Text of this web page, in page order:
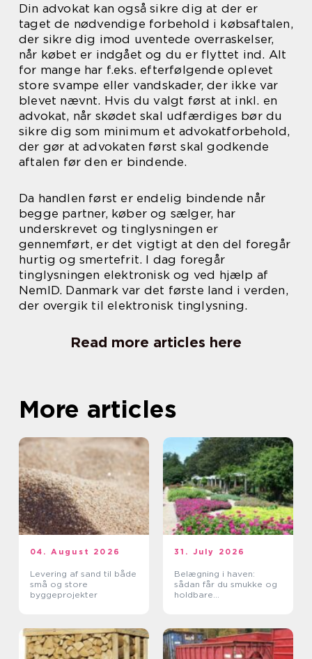
Din advokat kan også sikre dig at der er
taget de nødvendige forbehold i købsaftalen,
der sikre dig imod uventede overraskelser,
når købet er indgået og du er flyttet ind. Alt
for mange har f.eks. efterfølgende oplevet
store svampe eller vandskader, der ikke var
blevet nævnt. Hvis du valgt først at inkl. en
advokat, når skødet skal udfærdiges bør du
sikre dig som minimum et advokatforbehold,
der gør at advokaten først skal godkende
aftalen før den er bindende.
Da handlen først er endelig bindende når
begge partner, køber og sælger, har
underskrevet og tinglysningen er
gennemført, er det vigtigt at den del foregår
hurtig og smertefrit. I dag foregår
tinglysningen elektronisk og ved hjælp af
NemID. Danmark var det første land i verden,
der overgik til elektronisk tinglysning.
Read more articles here
More articles
04. August 2026
Levering af sand til både
små og store
byggeprojekter
31. July 2026
Belægning i haven:
sådan får du smukke og
holdbare